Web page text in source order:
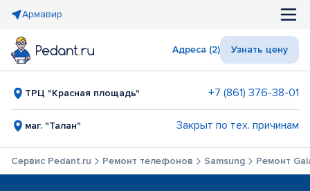
Армавир
Адреса (2) Узнать цену
ТРЦ "Красная площадь" +7 (861) 376-38-01
маг. "Талан" Закрыт по тех. причинам
Сервис Pedant.ru Ремонт телефонов Samsung Ремонт